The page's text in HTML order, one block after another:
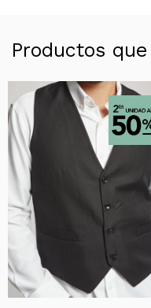
Productos